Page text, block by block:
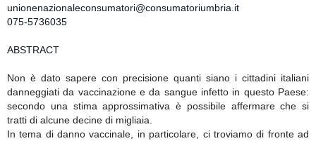
unionenazionaleconsumatori@consumatoriumbria.it
075-5736035
ABSTRACT
Non è dato sapere con precisione quanti siano i cittadini italiani
danneggiati da vaccinazione e da sangue infetto in questo Paese:
secondo una stima approssimativa è possibile affermare che si
tratti di alcune decine di migliaia.
In tema di danno vaccinale, in particolare, ci troviamo di fronte ad